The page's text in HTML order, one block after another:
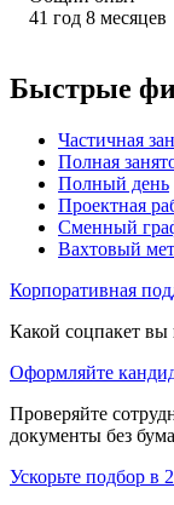
41 год 8 месяцев
Быстрые
Частичная
Полная
Полный день
Проектная
Сменный
Вахтовый
Корпоративная
Какой соцпакет вы
Оформляйте
Проверяйте
документы без
Ускорьте подбор в